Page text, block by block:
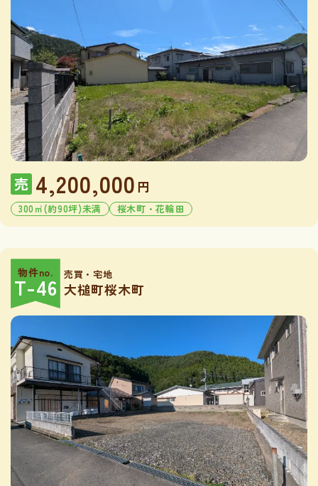
売 4,200,000 円
300㎡(約90坪)未満 桜木町・花輪田
物件no.
T-46 売買・宅地
大槌町桜木町